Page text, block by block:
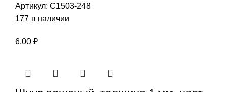
Артикул: С1503-248
177 в наличии
6,00 ₽